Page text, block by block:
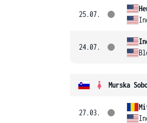
25.07.
24.07.
Murska
27.03.